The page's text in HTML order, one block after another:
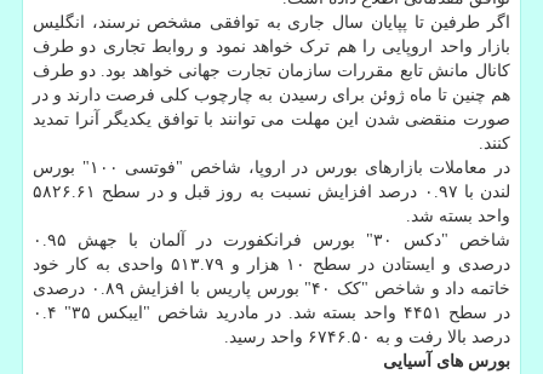
اگر طرفین تا پپایان سال جاری به توافقی مشخص نرسند، انگلیس
بازار واحد اروپایی را هم ترک خواهد نمود و روابط تجاری دو طرف
کانال مانش تابع مقررات سازمان تجارت جهانی خواهد بود. دو طرف
هم چنین تا ماه ژوئن برای رسیدن به چارچوب کلی فرصت دارند و در
صورت منقضی شدن این مهلت می توانند با توافق یکدیگر آنرا تمدید
کنند.
در معاملات بازارهای بورس در اروپا، شاخص "فوتسی ۱۰۰" بورس
لندن با ۰.۹۷ درصد افزایش نسبت به روز قبل و در سطح ۵۸۲۶.۶۱
واحد بسته شد.
شاخص "دکس ۳۰" بورس فرانکفورت در آلمان با جهش ۰.۹۵
درصدی و ایستادن در سطح ۱۰ هزار و ۵۱۳.۷۹ واحدی به کار خود
خاتمه داد و شاخص "کک ۴۰" بورس پاریس با افزایش ۰.۸۹ درصدی
در سطح ۴۴۵۱ واحد بسته شد. در مادرید شاخص "ایبکس ۳۵" ۰.۴
درصد بالا رفت و به ۶۷۴۶.۵۰ واحد رسید.
بورس های آسیایی